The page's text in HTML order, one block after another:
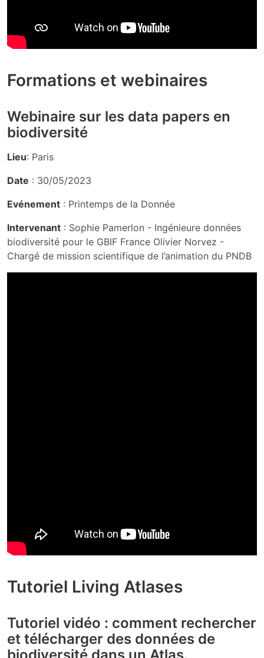
Formations et webinaires
Webinaire sur les data papers en
biodiversité
Lieu: Paris
Date : 30/05/2023
Evénement : Printemps de la Donnée
Intervenant : Sophie Pamerlon - Ingénieure données
biodiversité pour le GBIF France Olivier Norvez -
Chargé de mission scientifique de l’animation du PNDB
Tutoriel Living Atlases
Tutoriel vidéo : comment rechercher
et télécharger des données de